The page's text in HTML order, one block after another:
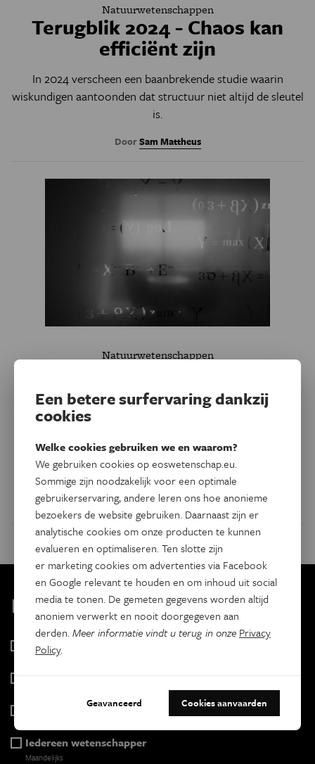
Natuurwetenschappen
Terugblik 2024 - Chaos kan
efficiënt zijn
In 2024 verscheen een baanbrekende studie waarin
wiskundigen aantoonden dat structuur niet altijd de sleutel
is.
DoorSam Mattheus
Natuurwetenschappen
nieuwe wiskunde formuleren?
Wiskundige en winnaar van de Eos Pipet 2024 Sam
Matteus kijkt uit naar verdere ontwikkelingen in
generatieve AI, neurale netwerken en hun implicaties voor
fundamenteel wiskundig onderzoek.
DoorSam Mattheus
Kies je nieuwsbrief
Eos Wetenschap
Psyche & brein
Iedereen wetenschapper
Maandelijks
Een betere surfervaring dankzij
cookies
Welke cookies gebruiken we en waarom?
We gebruiken cookies op eoswetenschap.eu.
Sommige zijn noodzakelijk voor een optimale
gebruikerservaring, andere leren ons hoe anonieme
bezoekers de website gebruiken. Daarnaast zijn er
analytische cookies om onze producten te kunnen
evalueren en optimaliseren. Ten slotte zijn
er marketing cookies om advertenties via Facebook
en Google relevant te houden en om inhoud uit social
media te tonen. De gemeten gegevens worden altijd
anoniem verwerkt en nooit doorgegeven aan
derden.Meer informatie vindt u terug in onze Privacy
Policy.
Geavanceerd Cookies aanvaarden